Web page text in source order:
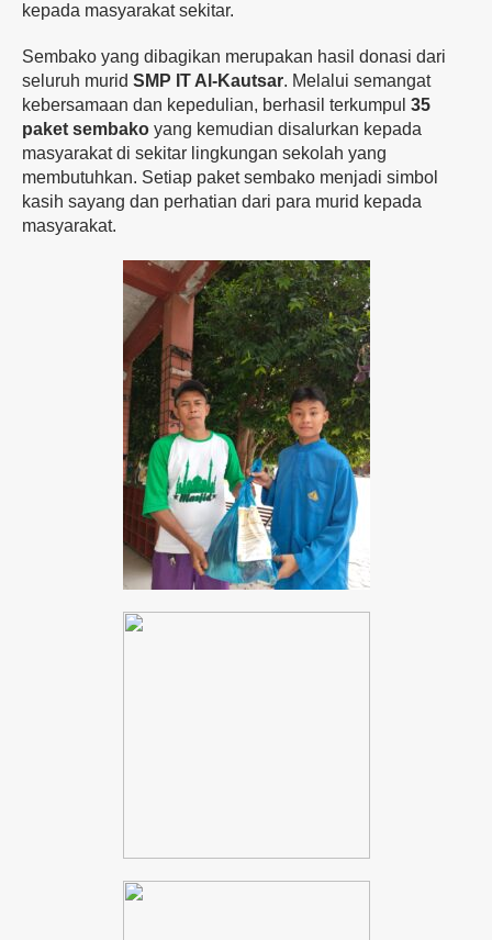
kepada masyarakat sekitar.
Sembako yang dibagikan merupakan hasil donasi dari
seluruh murid SMP IT Al-Kautsar. Melalui semangat
kebersamaan dan kepedulian, berhasil terkumpul 35
paket sembako yang kemudian disalurkan kepada
masyarakat di sekitar lingkungan sekolah yang
membutuhkan. Setiap paket sembako menjadi simbol
kasih sayang dan perhatian dari para murid kepada
masyarakat.